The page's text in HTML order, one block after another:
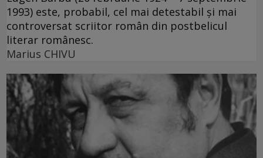
1993) este, probabil, cel mai detestabil și mai
controversat scriitor român din postbelicul
literar românesc.
Marius CHIVU